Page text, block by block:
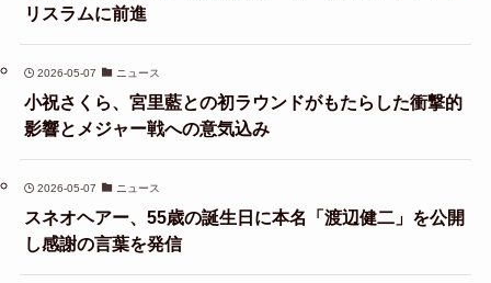
リスラムに前進
2026-05-07 ニュース
小祝さくら、宮里藍との初ラウンドがもたらした衝撃的
影響とメジャー戦への意気込み
2026-05-07 ニュース
スネオヘアー、55歳の誕生日に本名「渡辺健二」を公開
し感謝の言葉を発信